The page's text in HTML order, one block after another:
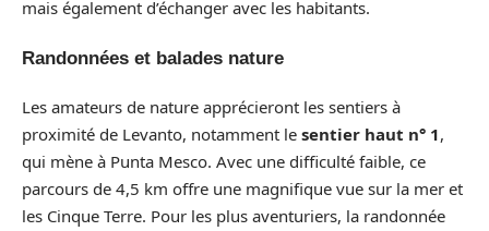
mais également d’échanger avec les habitants.
Randonnées et balades nature
Les amateurs de nature apprécieront les sentiers à
proximité de Levanto, notamment le sentier haut n° 1,
qui mène à Punta Mesco. Avec une difficulté faible, ce
parcours de 4,5 km offre une magnifique vue sur la mer et
les Cinque Terre. Pour les plus aventuriers, la randonnée